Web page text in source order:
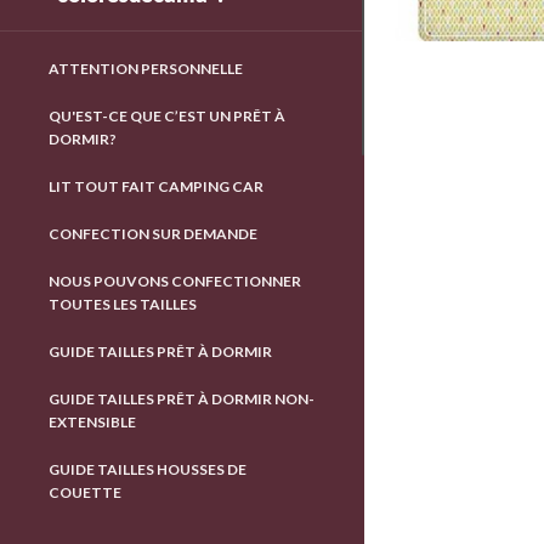
ATTENTION PERSONNELLE
QU'EST-CE QUE C’EST UN PRÊT À
DORMIR?
LIT TOUT FAIT CAMPING CAR
CONFECTION SUR DEMANDE
NOUS POUVONS CONFECTIONNER
TOUTES LES TAILLES
GUIDE TAILLES PRÊT À DORMIR
GUIDE TAILLES PRÊT À DORMIR NON-
EXTENSIBLE
GUIDE TAILLES HOUSSES DE
COUETTE